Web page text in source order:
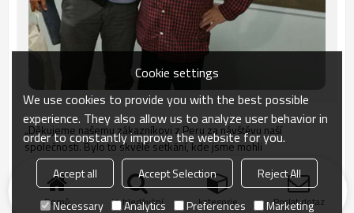
„Děkujeme našemu zákazníkovi z Peru za návštěvu naší
společnosti. Bylo to skvělé setkání, kde jsme mohli
prodiskutovat projekty týkající se dávkovačů.“
Domů Vyhledávání kategorie Poslat dotaz
Cookie settings
We use cookies to provide you with the best possible
experience. They also allow us to analyze user behavior in
order to constantly improve the website for you.
Accept all Accept Selection
Reject All
Necessary
Analytics Preferences Marketing